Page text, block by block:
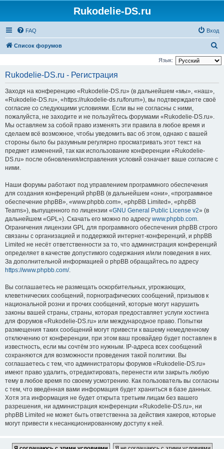
Rukodelie-DS.ru
FAQ Вход
Список форумов
о
Язык:
Rukodelie-DS.ru - Регистрация
Заходя на конференцию «Rukodelie-DS.ru» (в дальнейшем «мы», «наш»,
«Rukodelie-DS.ru», «https://rukodelie-ds.ru/forum»), вы подтверждаете своё
согласие со следующими условиями. Если вы не согласны с ними,
пожалуйста, не заходите и не пользуйтесь форумами «Rukodelie-DS.ru».
Мы оставляем за собой право изменять эти правила в любое время и
сделаем всё возможное, чтобы уведомить вас об этом, однако с вашей
стороны было бы разумным регулярно просматривать этот текст на
предмет изменений, так как использование конференции «Rukodelie-
DS.ru» после обновления/исправления условий означает ваше согласие с
ними.
Наши форумы работают под управлением программного обеспечения
для создания конференций phpBB (в дальнейшем «они», «программное
обеспечение phpBB», «www.phpbb.com», «phpBB Limited», «phpBB
Teams»), выпущенного по лицензии «GNU General Public License v2» (в
дальнейшем «GPL»). Скачать его можно по адресу www.phpbb.com.
Ограничения лицензии GPL для программного обеспечения phpBB строго
связаны с организацией и поддержкой интернет-конференций, и phpBB
Limited не несёт ответственности за то, что администрация конференций
определяет в качестве допустимого содержания и/или поведения в них.
За дополнительной информацией о phpBB обращайтесь по адресу
https://www.phpbb.com/.
Вы соглашаетесь не размещать оскорбительных, угрожающих,
клеветнических сообщений, порнографических сообщений, призывов к
национальной розни и прочих сообщений, которые могут нарушить
законы вашей страны, страны, которая предоставляет услуги хостинга
для форумов «Rukodelie-DS.ru» или международное право. Попытки
размещения таких сообщений могут привести к вашему немедленному
отключению от конференции, при этом ваш провайдер будет поставлен в
известность, если мы сочтём это нужным. IP-адреса всех сообщений
сохраняются для возможности проведения такой политики. Вы
соглашаетесь с тем, что администраторы форумов «Rukodelie-DS.ru»
имеют право удалить, отредактировать, перенести или закрыть любую
тему в любое время по своему усмотрению. Как пользователь вы согласны
с тем, что введённая вами информация будет храниться в базе данных.
Хотя эта информация не будет открыта третьим лицам без вашего
разрешения, ни администрация конференции «Rukodelie-DS.ru», ни
phpBB Limited не может быть ответственна за действия хакеров, которые
могут привести к несанкционированному доступу к ней.